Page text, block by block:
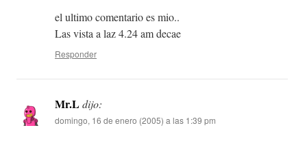
el ultimo comentario es mio..
Las vista a laz 4.24 am decae
Responder
Mr.Ldijo:
domingo, 16 de enero (2005) a las 1:39 pm